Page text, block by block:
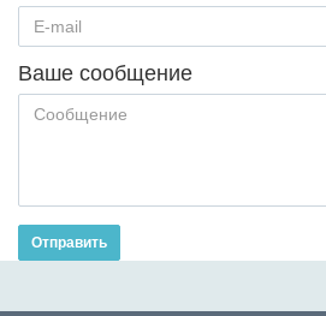
Ваше сообщение
Отправить